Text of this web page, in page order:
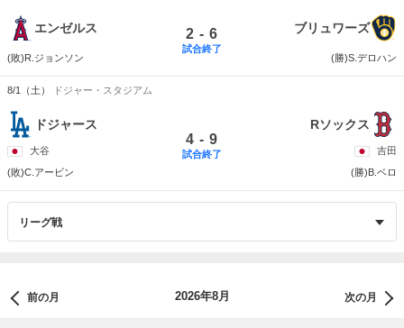
エンゼルス
(敗)R.ジョンソン
2 - 6
試合終了
ブリュワーズ
(勝)S.デロハン
8/1（土） ドジャー・スタジアム
ドジャース
大谷
(敗)C.アービン
4 - 9
試合終了
Rソックス
吉田
(勝)B.ベロ
前の月 2026年8月 次の月